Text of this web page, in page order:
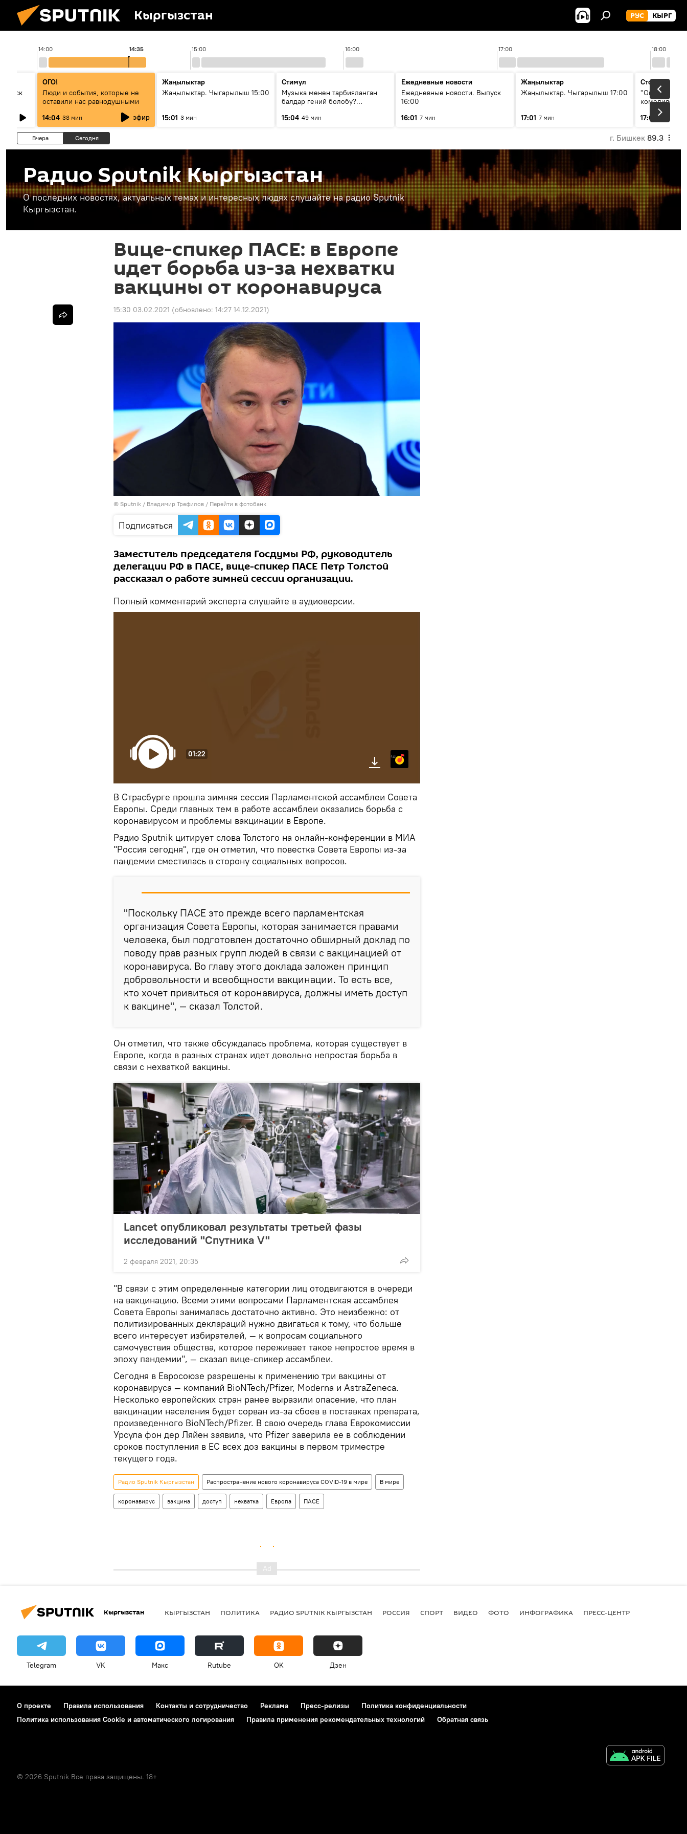
Кыргызстан РУС КЫРГ
14:00 15:00 16:00 17:00 18:00
14:35
ОГО!
Люди и события, которые не
оставили нас равнодушными
14:04 38 мин эфир
Жаңылыктар
Жаңылыктар. Чыгарылыш 15:00
15:01 3 мин
Стимул
Музыка менен тарбияланган
балдар гений болобу?
музыканын орду
15:04 49 мин
Ежедневные новости
Ежедневные новости. Выпуск
16:00
16:01 7 мин
Жаңылыктар
Жаңылыктар. Чыгарылыш 17:00
17:01 7 мин
Стоп кадр
"Окен ава" —
комедиясы
17:08
Вчера Сегодня г. Бишкек 89.3
Радио Sputnik Кыргызстан
О последних новостях, актуальных темах и интересных людях слушайте на радио Sputnik
Кыргызстан.
Вице-спикер ПАСЕ: в Европе
идет борьба из-за нехватки
вакцины от коронавируса
15:30 03.02.2021 (обновлено: 14:27 14.12.2021)
© Sputnik / Владимир Трефилов / Перейти в фотобанк
Подписаться
Заместитель председателя Госдумы РФ, руководитель
делегации РФ в ПАСЕ, вице-спикер ПАСЕ Петр Толстой
рассказал о работе зимней сессии организации.
Полный комментарий эксперта слушайте в аудиоверсии.
01:22 Яндекс.Музыка
В Страсбурге прошла зимняя сессия Парламентской ассамблеи Совета
Европы. Среди главных тем в работе ассамблеи оказались борьба с
коронавирусом и проблемы вакцинации в Европе.
Радио Sputnik цитирует слова Толстого на онлайн-конференции в МИА
"Россия сегодня", где он отметил, что повестка Совета Европы из-за
пандемии сместилась в сторону социальных вопросов.
"Поскольку ПАСЕ это прежде всего парламентская
организация Совета Европы, которая занимается правами
человека, был подготовлен достаточно обширный доклад по
поводу прав разных групп людей в связи с вакцинацией от
коронавируса. Во главу этого доклада заложен принцип
добровольности и всеобщности вакцинации. То есть все,
кто хочет привиться от коронавируса, должны иметь доступ
к вакцине", — сказал Толстой.
Он отметил, что также обсуждалась проблема, которая существует в
Европе, когда в разных странах идет довольно непростая борьба в
связи с нехваткой вакцины.
Lancet опубликовал результаты третьей фазы
исследований "Спутника V"
2 февраля 2021, 20:35
"В связи с этим определенные категории лиц отодвигаются в очереди
на вакцинацию. Всеми этими вопросами Парламентская ассамблея
Совета Европы занималась достаточно активно. Это неизбежно: от
политизированных деклараций нужно двигаться к тому, что больше
всего интересует избирателей, — к вопросам социального
самочувствия общества, которое переживает такое непростое время в
эпоху пандемии", — сказал вице-спикер ассамблеи.
Сегодня в Евросоюзе разрешены к применению три вакцины от
коронавируса — компаний BioNTech/Pfizer, Moderna и AstraZeneca.
Несколько европейских стран ранее выразили опасение, что план
вакцинации населения будет сорван из-за сбоев в поставках препарата,
произведенного BioNTech/Pfizer. В свою очередь глава Еврокомиссии
Урсула фон дер Ляйен заявила, что Pfizer заверила ее в соблюдении
сроков поступления в ЕС всех доз вакцины в первом триместре
текущего года.
Радио Sputnik Кыргызстан Распространение нового коронавируса COVID-19 в мире В мире
коронавирус вакцина доступ нехватка Европа ПАСЕ
Кыргызстан КЫРГЫЗСТАН ПОЛИТИКА РАДИО SPUTNIK КЫРГЫЗСТАН РОССИЯ СПОРТ ВИДЕО ФОТО ИНФОГРАФИКА ПРЕСС-ЦЕНТР
Telegram VK Макс Rutube OK Дзен
О проекте Правила использования Контакты и сотрудничество Реклама Пресс-релизы
Политика конфиденциальности
Политика использования Cookie и автоматического логирования
Правила применения рекомендательных технологий Обратная связь
© 2026 Sputnik Все права защищены. 18+